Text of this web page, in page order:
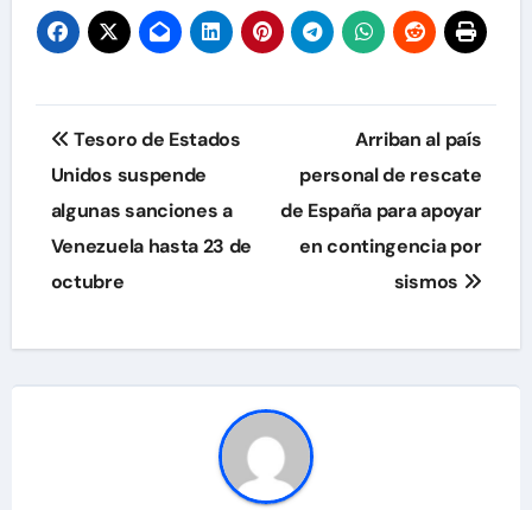
Navegación
de
entradas
Tesoro de Estados
Unidos suspende
algunas sanciones a
Venezuela hasta 23 de
octubre
Arriban al país
personal de rescate
de España para apoyar
en contingencia por
sismos